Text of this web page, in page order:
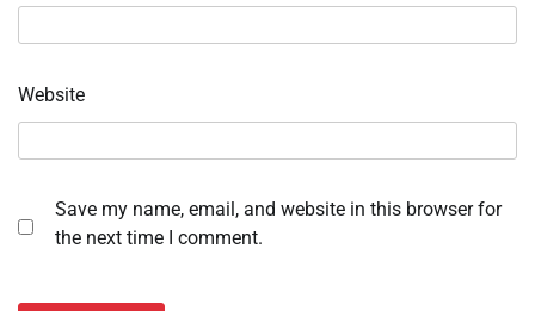
Website
Save my name, email, and website in this browser for
the next time I comment.